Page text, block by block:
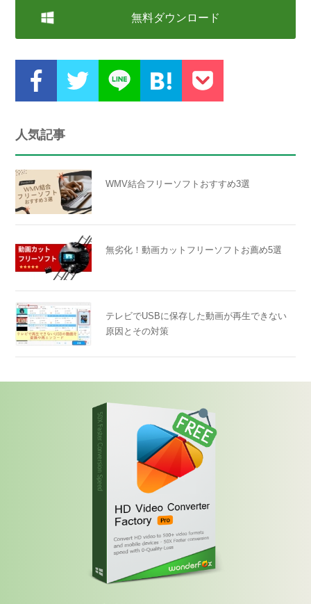
無料ダウンロード
人気記事
WMV結合フリーソフトおすすめ3選
無劣化！動画カットフリーソフトお薦め5選
テレビでUSBに保存した動画が再生できない
原因とその対策